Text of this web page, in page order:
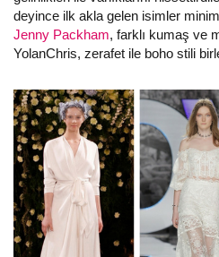
deyince ilk akla gelen isimler
Jenny Packham, farklı kumaş ve
YolanChris, zerafet ile boho stili